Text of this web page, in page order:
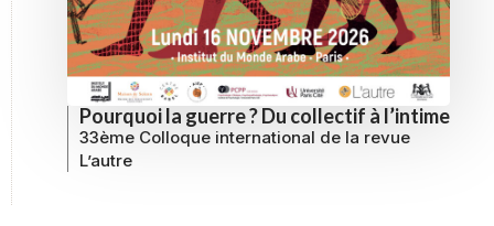
Pourquoi la guerre ? Du collectif à l’intime
33ème Colloque international de la revue
L’autre